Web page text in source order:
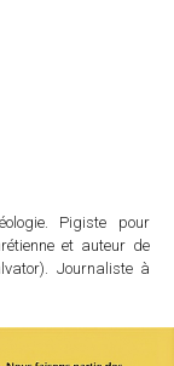
Pigiste pour
et auteur de
Journaliste à